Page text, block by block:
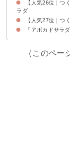
【人気26位｜つ
ラダ
【人気27位｜つ
「アボカドサラ
（このペー